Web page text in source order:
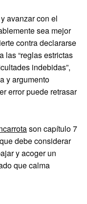
avanzar con el
sea mejor
contra declararse
las “reglas estrictas
indebidas”,
y argumento
error puede retrasar
son capítulo 7
debe considerar
y acoger un
que calma